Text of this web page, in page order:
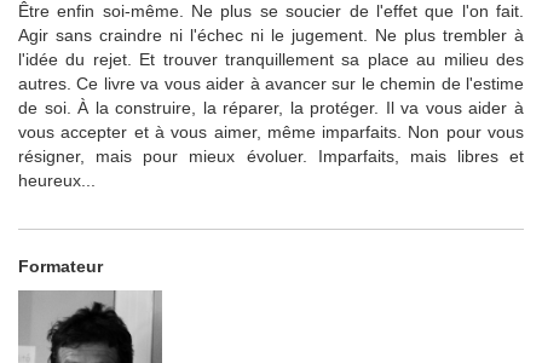
Être enfin soi-même. Ne plus se soucier de l'effet que l'on fait.
Agir sans craindre ni l'échec ni le jugement. Ne plus trembler à
l'idée du rejet. Et trouver tranquillement sa place au milieu des
autres. Ce livre va vous aider à avancer sur le chemin de l'estime
de soi. À la construire, la réparer, la protéger. Il va vous aider à
vous accepter et à vous aimer, même imparfaits. Non pour vous
résigner, mais pour mieux évoluer. Imparfaits, mais libres et
heureux...
Formateur